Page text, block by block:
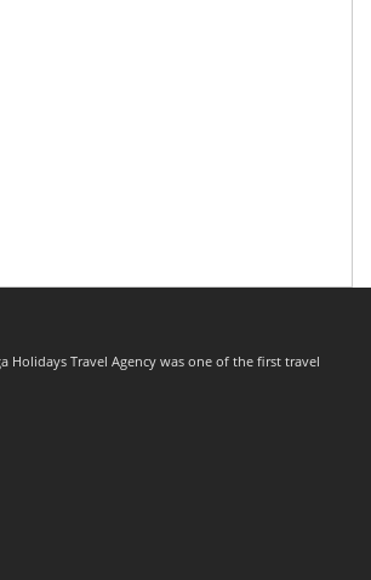
Holidays Travel Agency was one of the first travel